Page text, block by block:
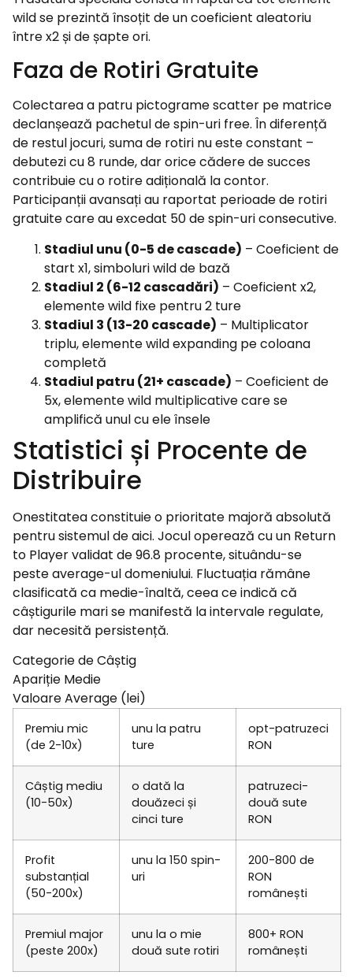
wild se prezintă însoțit de un coeficient aleatoriu
între x2 și de șapte ori.
Faza de Rotiri Gratuite
Colectarea a patru pictograme scatter pe matrice
declanșează pachetul de spin-uri free. În diferență
de restul jocuri, suma de rotiri nu este constant –
debutezi cu 8 runde, dar orice cădere de succes
contribuie cu o rotire adițională la contor.
Participanții avansați au raportat perioade de rotiri
gratuite care au excedat 50 de spin-uri consecutive.
Stadiul unu (0-5 de cascade) – Coeficient de
start x1, simboluri wild de bază
Stadiul 2 (6-12 cascadări) – Coeficient x2,
elemente wild fixe pentru 2 ture
Stadiul 3 (13-20 cascade) – Multiplicator
triplu, elemente wild expanding pe coloana
completă
Stadiul patru (21+ cascade) – Coeficient de
5x, elemente wild multiplicative care se
amplifică unul cu ele însele
Statistici și Procente de
Distribuire
Onestitatea constituie o prioritate majoră absolută
pentru sistemul de aici. Jocul operează cu un Return
to Player validat de 96.8 procente, situându-se
peste average-ul domeniului. Fluctuația rămâne
clasificată ca medie-înaltă, ceea ce indică că
câștigurile mari se manifestă la intervale regulate,
dar necesită persistență.
Categorie de Câștig
Apariție Medie
Valoare Average (lei)
Premiu mic
(de 2-10x)
unu la patru
ture
opt-patruzeci
RON
Câștig mediu
(10-50x)
o dată la
douăzeci și
cinci ture
patruzeci-
două sute
RON
Profit
substanțial
(50-200x)
unu la 150 spin-
uri
200-800 de
RON
românești
Premiul major
(peste 200x)
unu la o mie
două sute rotiri
800+ RON
românești